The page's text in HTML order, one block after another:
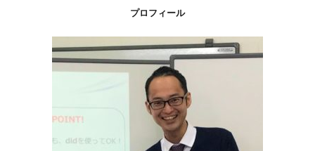
プロフィール